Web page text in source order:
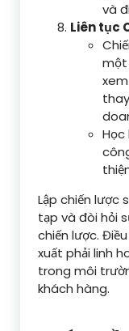
và
Liên tục
một
Lập chiến lược
tạp và đòi hỏi
chiến lược.
xuất phải linh
trong môi
khách hàng.